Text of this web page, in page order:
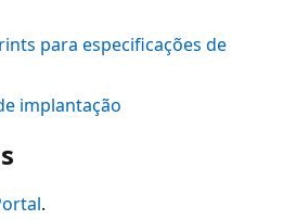
para especificações de
implantação
.